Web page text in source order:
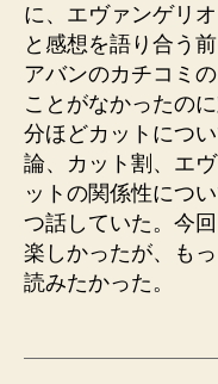
に、エヴァンゲリ
と感想を語り合う
アバンのカチコミ
ことがなかったの
分ほどカットにつ
論、カット割、エ
ットの関係性につ
つ話していた。今
楽しかったが、も
読みたかった。